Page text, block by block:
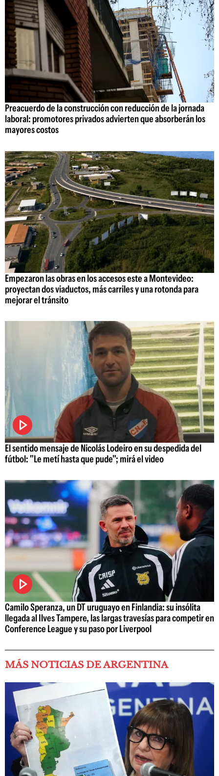
Preacuerdo de la construcción con reducción de la jornada
laboral: promotores privados advierten que absorberán los
mayores costos
Empezaron las obras en los accesos este a Montevideo:
proyectan dos viaductos, más carriles y una rotonda para
mejorar el tránsito
El sentido mensaje de Nicolás Lodeiro en su despedida del
fútbol: "Le metí hasta que pude"; mirá el video
Camilo Speranza, un DT uruguayo en Finlandia: su insólita
llegada al Ilves Tampere, las largas travesías para competir en
Conference League y su paso por Liverpool
MÁS NOTICIAS DE ARGENTINA